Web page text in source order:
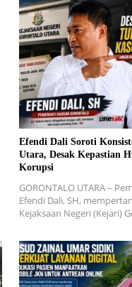
Efendi Dali Soroti
Utara, Desak Kepastian
Korupsi
GORONTALO UTARA –
Efendi Dali, SH,
Kejaksaan Negeri (Kejari)